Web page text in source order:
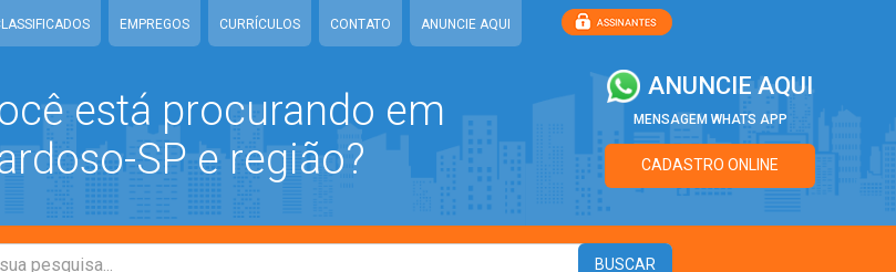
EMPREGOS CURRÍCULOS CONTATO ANUNCIE AQUI
está procurando em
SP e região?
ANUNCIE AQUI
MENSAGEM WHATS APP
CADASTRO ONLINE